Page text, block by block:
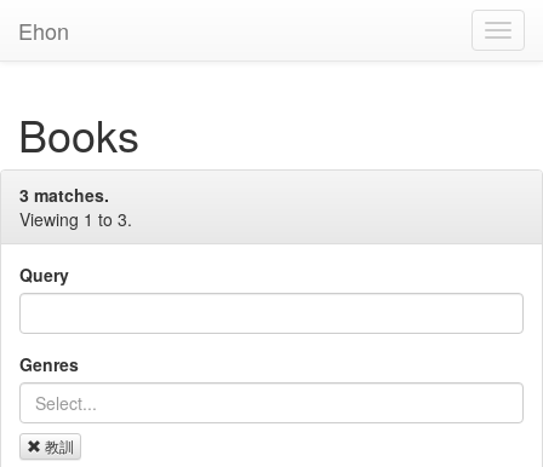
Ehon
Books
3 matches.
Viewing 1 to 3.
Query
Genres
教訓